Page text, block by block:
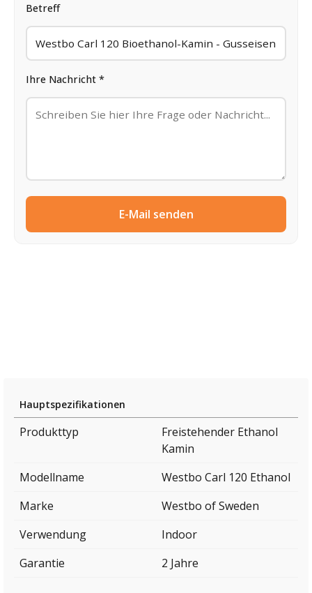
Betreff
Ihre Nachricht *
E-Mail senden
Hauptspezifikationen
Produkttyp
Freistehender Ethanol
Kamin
Modellname
Westbo Carl 120 Ethanol
Marke
Westbo of Sweden
Verwendung
Indoor
Garantie
2 Jahre